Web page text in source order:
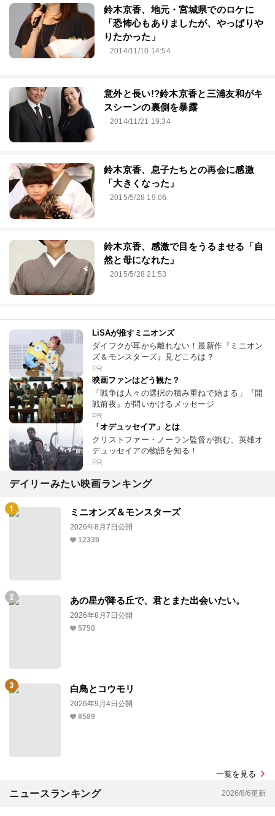
鈴木京香、地元・宮城県でのロケに
「恐怖心もありましたが、やっぱりや
りたかった」
2014/11/10 14:54
意外と長い!?鈴木京香と三浦友和がキ
スシーンの裏側を暴露
2014/11/21 19:34
鈴木京香、息子たちとの再会に感激
「大きくなった」
2015/5/28 19:06
鈴木京香、感激で目をうるませる「自
然と母になれた」
2015/5/28 21:53
LiSAが推すミニオンズ
ダイフクが耳から離れない！最新作『ミニオン
ズ＆モンスターズ』見どころは？
PR
映画ファンはどう観た？
「戦争は人々の選択の積み重ねで始まる」『開
戦前夜』が問いかけるメッセージ
PR
「オデュッセイア」とは
クリストファー・ノーラン監督が挑む、英雄オ
デュッセイアの物語を知る！
PR
デイリーみたい映画ランキング
ミニオンズ＆モンスターズ
2026年8月7日公開
12339
あの星が降る丘で、君とまた出会いたい。
2026年8月7日公開
5750
白鳥とコウモリ
2026年9月4日公開
8589
一覧を見る
ニュースランキング 2026/8/6更新